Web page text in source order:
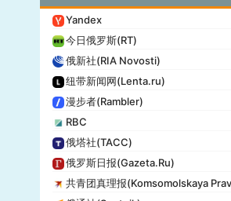
Yandex
今日俄罗斯(RT)
俄新社(RIA Novosti)
纽带新闻网(Lenta.ru)
漫步者(Rambler)
RBC
俄塔社(TACC)
俄罗斯日报(Gazeta.Ru)
共青团真理报(Komsomolskaya